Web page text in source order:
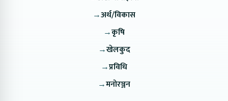
→अर्थ/विकास
→कृषि
→खेलकुद
→प्रविधि
→मनोरञ्जन